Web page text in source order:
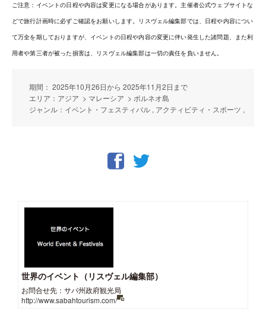
ご注意：イベントの日程や内容は変更になる場合があります。主催者公式ウェブサイトな
どで旅行計画時に必ずご確認をお願いします。リスヴェル編集部では、日程や内容につい
て万全を期しておりますが、イベントの日程や内容の変更に伴い発生した諸問題、また利
用者や第三者が被った損害は、リスヴェル編集部は一切の責任を負いません。
期間： 2025年10月26日から 2025年11月2日まで
エリア：アジア > マレーシア > ボルネオ島
ジャンル：イベント・フェスティバル , アクティビティ・スポーツ ,
世界のイベント（リスヴェル編集部）
お問合せ先：サバ州政府観光局
http://www.sabahtourism.com/